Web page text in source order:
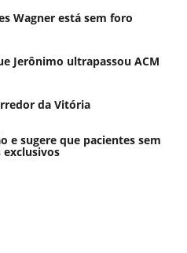
Wagner está sem foro
Jerônimo ultrapassou ACM
da Vitória
e sugere que pacientes sem
exclusivos